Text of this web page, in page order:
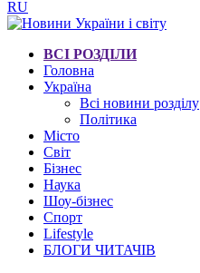
RU
ВСІ РОЗДІЛИ
Головна
Україна
Всі новини розділу
Політика
Місто
Світ
Бізнес
Наука
Шоу-бізнес
Спорт
Lifestyle
БЛОГИ ЧИТАЧІВ